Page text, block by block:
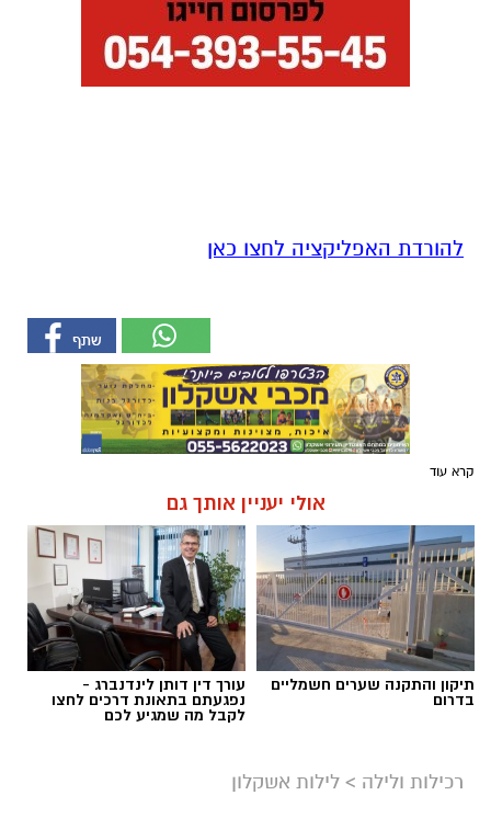
להורדת האפליקציה לחצו כאן
קרא עוד
אולי יעניין אותך גם
תיקון והתקנה שערים חשמליים
בדרום
עורך דין דותן לינדנברג -
נפגעתם בתאונת דרכים לחצו
לקבל מה שמגיע לכם
רכילות ולילה > לילות אשקלון